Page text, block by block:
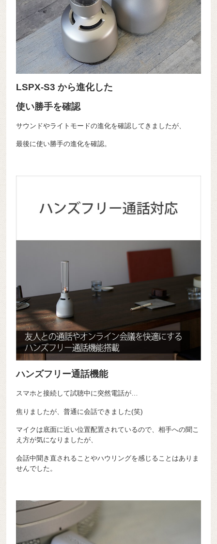
LSPX-S3 から進化した
使い勝手を確認
サウンドやライトモードの進化を確認してきましたが、
最後に使い勝手の進化を確認。
ハンズフリー通話機能
スマホと接続して試聴中に突然電話が…
焦りましたが、普通に会話できました(笑)
マイクは底面に近い位置配置されているので、相手への聞こ
え方が気になりましたが、
会話中聞き直されることやハウリングを感じることはありま
せんでした。